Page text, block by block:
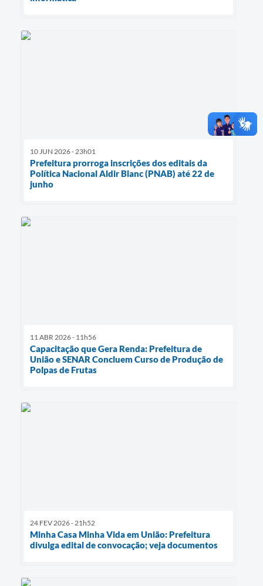
10 JUN 2026 - 23h01
Prefeitura prorroga inscrições dos editais da
Política Nacional Aldir Blanc (PNAB) até 22 de
junho
11 ABR 2026 - 11h56
Capacitação que Gera Renda: Prefeitura de
União e SENAR Concluem Curso de Produção de
Polpas de Frutas
24 FEV 2026 - 21h52
Minha Casa Minha Vida em União: Prefeitura
divulga edital de convocação; veja documentos